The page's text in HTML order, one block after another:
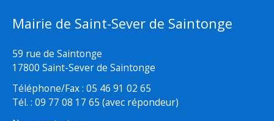
Mairie de Saint-Sever de Saintonge
59 rue de Saintonge
17800 Saint-Sever de Saintonge
Téléphone/Fax : 05 46 91 02 65
Tél. : 09 77 08 17 65 (avec répondeur)